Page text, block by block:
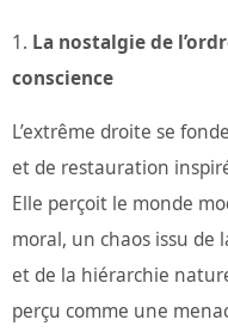
La nostalgie de
conscience
L’extrême droite se
et de restauration
Elle perçoit le monde
moral, un chaos issu de
et de la hiérarchie
perçu comme une